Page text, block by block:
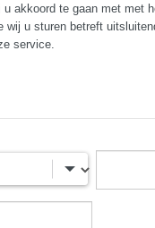
akkoord te gaan met met
wij u sturen betreft
service.